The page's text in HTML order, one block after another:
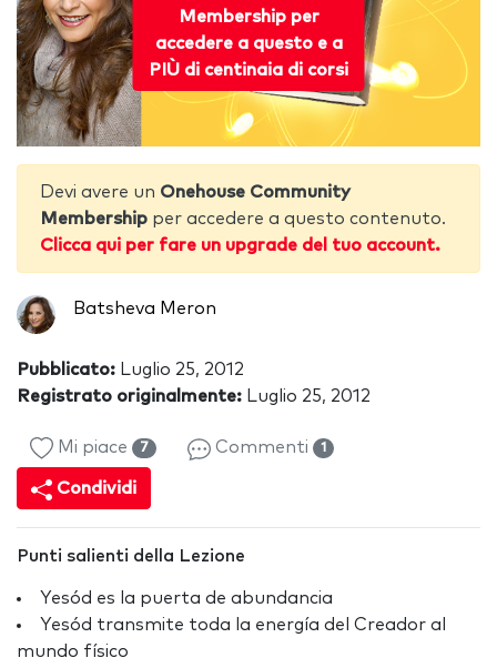
Membership per
accedere a questo e a
PIÙ di centinaia di corsi
Devi avere un Onehouse Community
Membership per accedere a questo contenuto.
Clicca qui per fare un upgrade del tuo account.
Batsheva Meron
Pubblicato: Luglio 25, 2012
Registrato originalmente: Luglio 25, 2012
Mi piace 7 Commenti 1
Condividi
Punti salienti della Lezione
Yesód es la puerta de abundancia
Yesód transmite toda la energía del Creador al
mundo físico